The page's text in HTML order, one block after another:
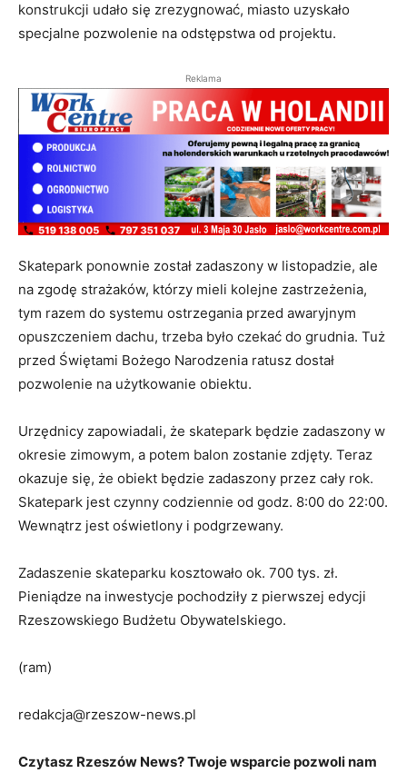
konstrukcji udało się zrezygnować, miasto uzyskało
specjalne pozwolenie na odstępstwa od projektu.
Reklama
Skatepark ponownie został zadaszony w listopadzie, ale
na zgodę strażaków, którzy mieli kolejne zastrzeżenia,
tym razem do systemu ostrzegania przed awaryjnym
opuszczeniem dachu, trzeba było czekać do grudnia. Tuż
przed Świętami Bożego Narodzenia ratusz dostał
pozwolenie na użytkowanie obiektu.
Urzędnicy zapowiadali, że skatepark będzie zadaszony w
okresie zimowym, a potem balon zostanie zdjęty. Teraz
okazuje się, że obiekt będzie zadaszony przez cały rok.
Skatepark jest czynny codziennie od godz. 8:00 do 22:00.
Wewnątrz jest oświetlony i podgrzewany.
Zadaszenie skateparku kosztowało ok. 700 tys. zł.
Pieniądze na inwestycje pochodziły z pierwszej edycji
Rzeszowskiego Budżetu Obywatelskiego.
(ram)
redakcja@rzeszow-news.pl
Czytasz Rzeszów News? Twoje wsparcie pozwoli nam